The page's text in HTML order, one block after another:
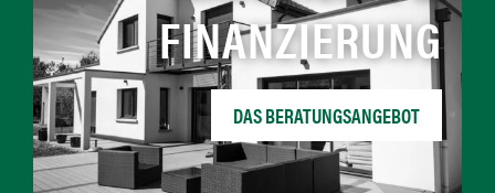
FINANZIERUNG
DAS BERATUNGSANGEBOT